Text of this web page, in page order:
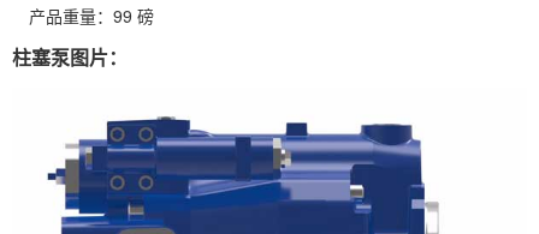
产品重量：99 磅
柱塞泵图片：